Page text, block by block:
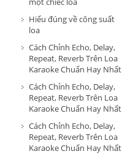
Hiểu đúng về công suất
loa
Cách Chỉnh Echo, Delay,
Repeat, Reverb Trên Loa
Karaoke Chuẩn Hay Nhất
Cách Chỉnh Echo, Delay,
Repeat, Reverb Trên Loa
Karaoke Chuẩn Hay Nhất
Cách Chỉnh Echo, Delay,
Repeat, Reverb Trên Loa
Karaoke Chuẩn Hay Nhất